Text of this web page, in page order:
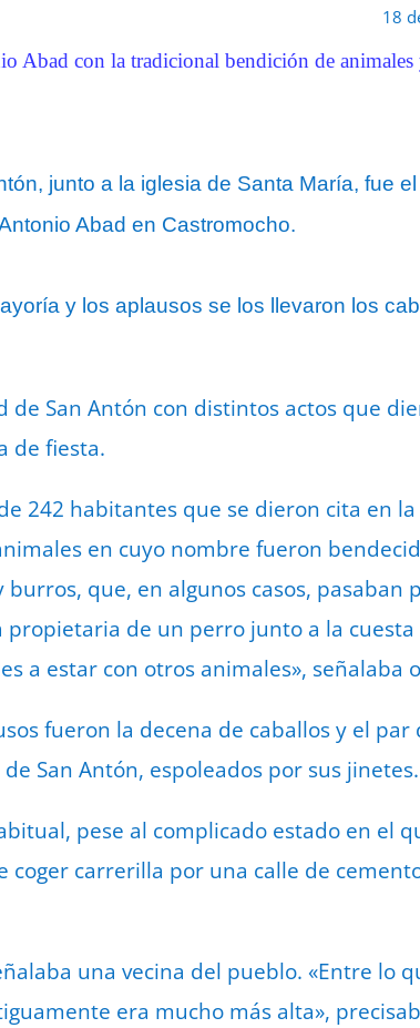
18
Abad con la tradicional bendición de
junto a la iglesia de Santa María, fue
Abad en Castromocho.
y los aplausos se los llevaron los
de San Antón con distintos actos que
de fiesta.
242 habitantes que se dieron cita en
en cuyo nombre fueron
que, en algunos casos,
de un perro junto a la cuesta
a estar con otros animales», señalaba
fueron la decena de caballos y el
San Antón, espoleados por sus jinetes.
pese al complicado estado en el
coger carrerilla por una calle de
una vecina del pueblo. «Entre lo
era mucho más alta»,